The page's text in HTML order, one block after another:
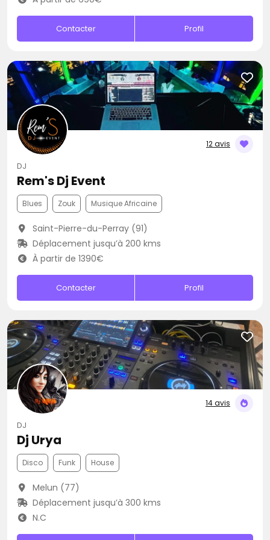
Contacter Profil
12 avis
DJ
Rem's Dj Event
Blues Zouk Musique Africaine
Saint-Pierre-du-Perray (91)
Déplacement jusqu’à 200 kms
À partir de 1390€
Contacter Profil
14 avis
DJ
Dj Urya
Disco Funk House
Melun (77)
Déplacement jusqu’à 300 kms
N.C